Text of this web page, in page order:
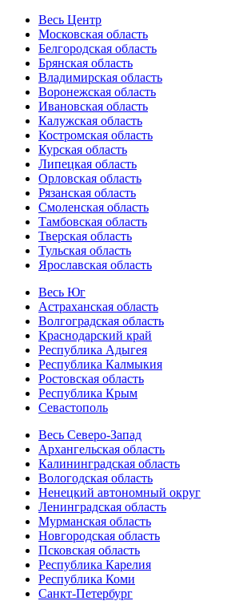
Весь Центр
Московская область
Белгородская область
Брянская область
Владимирская область
Воронежская область
Ивановская область
Калужская область
Костромская область
Курская область
Липецкая область
Орловская область
Рязанская область
Смоленская область
Тамбовская область
Тверская область
Тульская область
Ярославская область
Весь Юг
Астраханская область
Волгоградская область
Краснодарский край
Республика Адыгея
Республика Калмыкия
Ростовская область
Республика Крым
Севастополь
Весь Северо-Запад
Архангельская область
Калининградская область
Вологодская область
Ненецкий автономный округ
Ленинградская область
Мурманская область
Новгородская область
Псковская область
Республика Карелия
Республика Коми
Санкт-Петербург